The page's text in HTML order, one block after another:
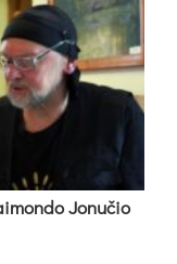
Jo­nu­čio